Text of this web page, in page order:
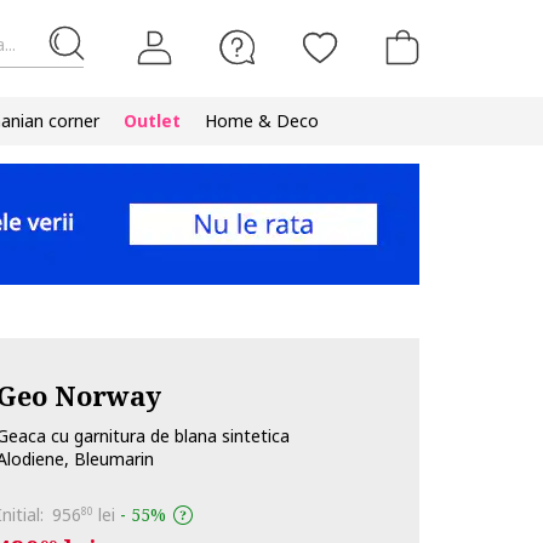
corner Outlet Home & Deco
Norway
cu garnitura de blana sintetica
Bleumarin
95680 lei - 55%